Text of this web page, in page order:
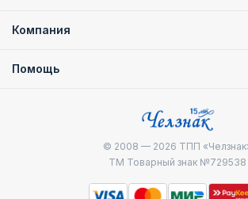
Компания
Помощь
© 2008 — 2026 ТПП
ТМ Товарный знак №729538